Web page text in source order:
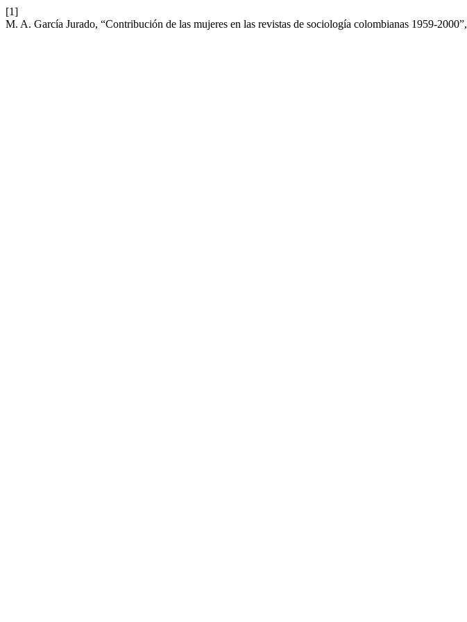
[1]
M. A. García Jurado, “Contribución de las mujeres en las revistas de sociología colombianas 1959-2000”,